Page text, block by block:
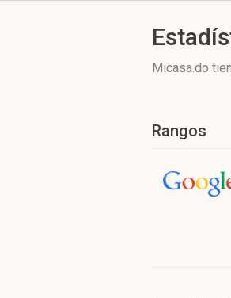
Micasa.do
Rangos